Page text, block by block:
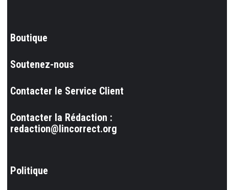
Boutique
Soutenez-nous
Contacter le Service Client
Contacter la Rédaction :
redaction@lincorrect.org
Politique